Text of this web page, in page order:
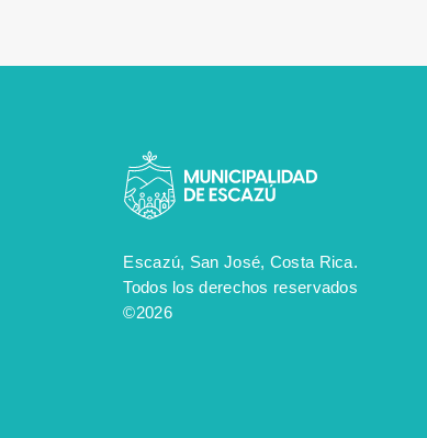
Escazú, San José, Costa Rica.
Todos los derechos reservados
©2026